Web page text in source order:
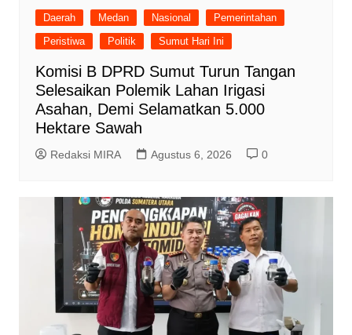
Daerah Medan Nasional
Pemerintahan
Peristiwa
Politik Sumut Hari Ini
Komisi B DPRD Sumut Turun Tangan
Selesaikan Polemik Lahan Irigasi
Asahan, Demi Selamatkan 5.000
Hektare Sawah
Redaksi MIRA Agustus 6, 2026 0